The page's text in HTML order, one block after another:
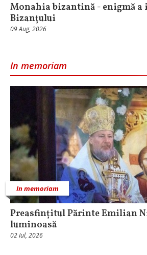
Monahia bizantină - enigmă
Bizanțului
09 Aug, 2026
In memoriam
In memoriam
Preasfințitul Părinte Emilian
luminoasă
02 Iul, 2026